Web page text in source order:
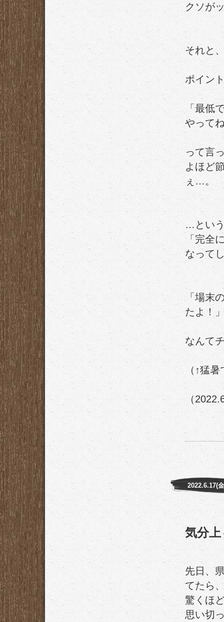
クソが
それと
ポイン
「最低
やって
って言
よほど
ぇ…。
…とい
「完全
なって
「場末
たよ！
なんて
（↑猛暑
（
2022.6.17(
気分
先日、
てたら
驚くほ
思い切